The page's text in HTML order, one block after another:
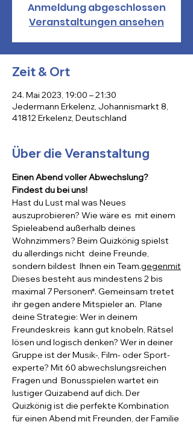
Anmeldung abgeschlossen
Veranstaltungen ansehen
Zeit & Ort
24. Mai 2023, 19:00 – 21:30
Jedermann Erkelenz, Johannismarkt 8,
41812 Erkelenz, Deutschland
Über die Veranstaltung
Einen Abend voller Abwechslung?
Findest du bei uns!
Hast du Lust mal was Neues
auszuprobieren? Wie wäre es  mit einem
Spieleabend außerhalb deines
Wohnzimmers? Beim Quizkönig spielst
du allerdings nicht deine Freunde,
sondern bildest Ihnen ein Team.gegenmit
Dieses besteht aus mindestens 2 bis
maximal 7 Personen*. Gemeinsam tretet
ihr gegen andere Mitspieler an.  Plane
deine Strategie: Wer in deinem
Freundeskreis  kann gut knobeln, Rätsel
lösen und logisch denken? Wer in deiner
Gruppe ist der Musik-, Film- oder Sport-
experte? Mit 60 abwechslungsreichen
Fragen und  Bonusspielen wartet ein
lustiger Quizabend auf dich. Der
Quizkönig ist die perfekte Kombination
für einen Abend mit Freunden, der Familie